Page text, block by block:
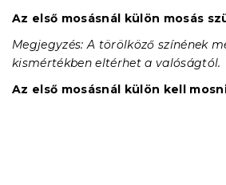
Az első mosásnál külön mosás
Megjegyzés: A törölköző színének
kismértékben eltérhet a valóságtól.
Az első mosásnál külön kell